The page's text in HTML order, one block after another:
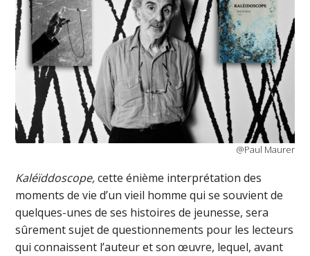
@Paul Maurer
Kaléïddoscope,cette énième interprétation des
moments de vie d’un vieil homme qui se souvient de
quelques-unes de ses histoires de jeunesse, sera
sûrement sujet de questionnements pour les lecteurs
qui connaissent l’auteur et son œuvre, lequel, avant